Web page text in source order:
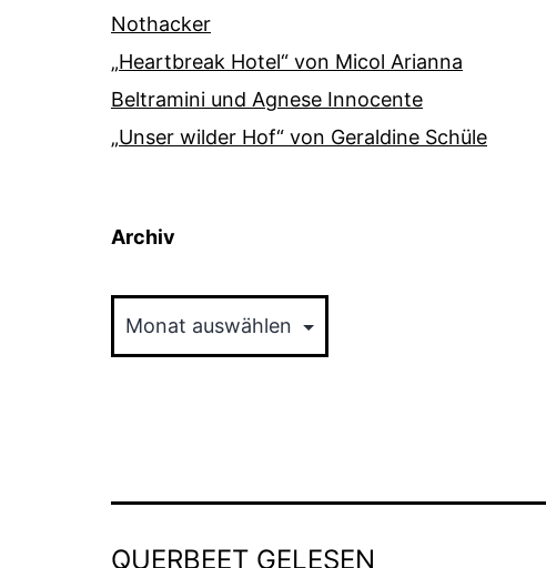
Nothacker
„Heartbreak Hotel“ von Micol Arianna
Beltramini und Agnese Innocente
„Unser wilder Hof“ von Geraldine Schüle
Archiv
QUERBEET GELESEN